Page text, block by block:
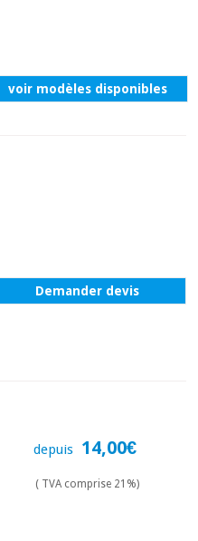
voir modèles disponibles
Demander devis
depuis 14,00€
( TVA comprise 21%)